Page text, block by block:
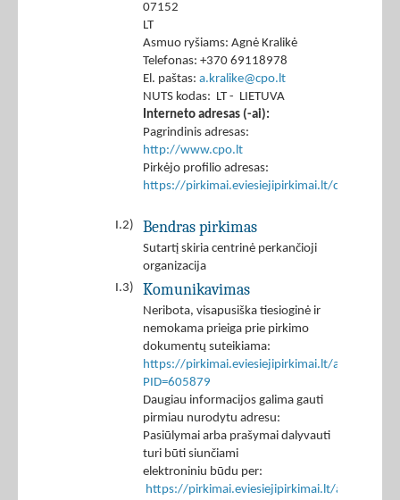
07152
LT
Asmuo ryšiams: Agnė Kralikė
Telefonas: +370 69118978
El. paštas: a.kralike@cpo.lt
NUTS kodas: LT - LIETUVA
Interneto adresas (-ai):
Pagrindinis adresas:
http://www.cpo.lt
Pirkėjo profilio adresas:
https://pirkimai.eviesiejipirkimai.lt/ctm/
I.2) Bendras pirkimas
Sutartį skiria centrinė perkančioji
organizacija
I.3)
Komunikavimas
Neribota, visapusiška tiesioginė ir
nemokama prieiga prie pirkimo
dokumentų suteikiama:
https://pirkimai.eviesiejipirkimai.lt/app/rfq/
PID=605879
Daugiau informacijos galima gauti
pirmiau nurodytu adresu:
Pasiūlymai arba prašymai dalyvauti
turi būti siunčiami
elektroniniu būdu per:
https://pirkimai.eviesiejipirkimai.lt/app/rfq/